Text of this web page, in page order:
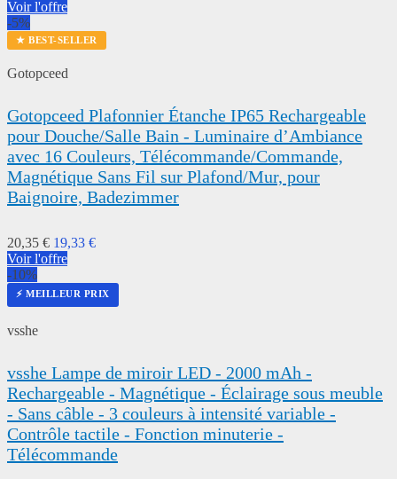
Voir l'offre
-5%
★ BEST-SELLER
Gotopceed
Gotopceed Plafonnier Étanche IP65 Rechargeable
pour Douche/Salle Bain - Luminaire d’Ambiance
avec 16 Couleurs, Télécommande/Commande,
Magnétique Sans Fil sur Plafond/Mur, pour
Baignoire, Badezimmer
20,35 € 19,33 €
Voir l'offre
-10%
⚡ MEILLEUR PRIX
vsshe
vsshe Lampe de miroir LED - 2000 mAh -
Rechargeable - Magnétique - Éclairage sous meuble
- Sans câble - 3 couleurs à intensité variable -
Contrôle tactile - Fonction minuterie -
Télécommande